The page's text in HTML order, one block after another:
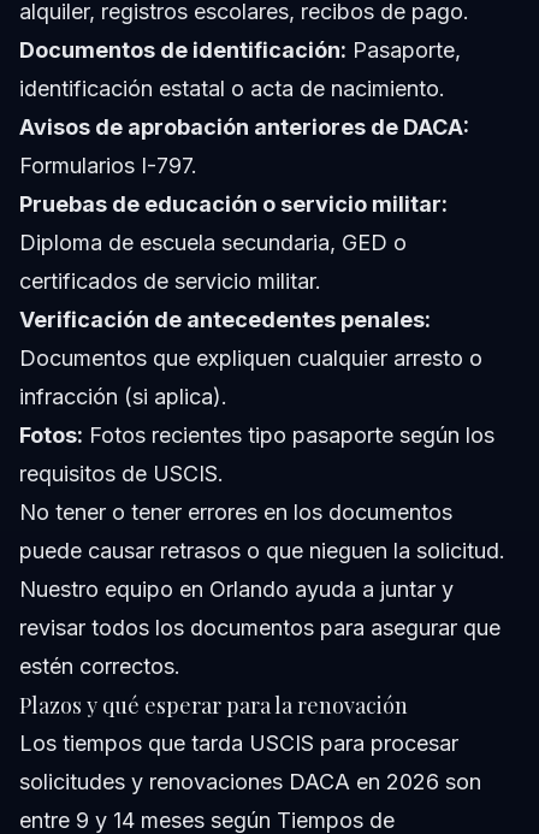
alquiler, registros escolares, recibos de pago.
Documentos de identificación: Pasaporte,
identificación estatal o acta de nacimiento.
Avisos de aprobación anteriores de DACA:
Formularios I-797.
Pruebas de educación o servicio militar:
Diploma de escuela secundaria, GED o
certificados de servicio militar.
Verificación de antecedentes penales:
Documentos que expliquen cualquier arresto o
infracción (si aplica).
Fotos: Fotos recientes tipo pasaporte según los
requisitos de USCIS.
No tener o tener errores en los documentos
puede causar retrasos o que nieguen la solicitud.
Nuestro equipo en Orlando ayuda a juntar y
revisar todos los documentos para asegurar que
estén correctos.
Plazos y qué esperar para la renovación
Los tiempos que tarda USCIS para procesar
solicitudes y renovaciones DACA en 2026 son
entre 9 y 14 meses según Tiempos de